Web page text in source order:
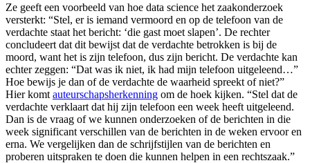
Ze geeft een voorbeeld van hoe data science het zaakonderzoek
versterkt: “Stel, er is iemand vermoord en op de telefoon van de
verdachte staat het bericht: ‘die gast moet slapen’. De rechter
concludeert dat dit bewijst dat de verdachte betrokken is bij de
moord, want het is zijn telefoon, dus zijn bericht. De verdachte kan
echter zeggen: “Dat was ik niet, ik had mijn telefoon uitgeleend…”
Hoe bewijs je dan of de verdachte de waarheid spreekt of niet?”
Hier komt auteurschapsherkenning om de hoek kijken. “Stel dat de
verdachte verklaart dat hij zijn telefoon een week heeft uitgeleend.
Dan is de vraag of we kunnen onderzoeken of de berichten in die
week significant verschillen van de berichten in de weken ervoor en
erna. We vergelijken dan de schrijfstijlen van de berichten en
proberen uitspraken te doen die kunnen helpen in een rechtszaak.”